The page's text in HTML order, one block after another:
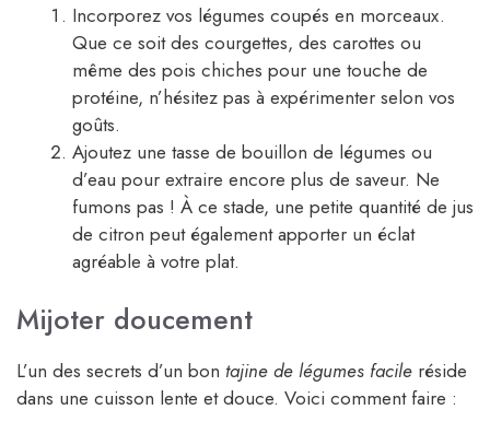
Incorporez vos légumes coupés en morceaux.
Que ce soit des courgettes, des carottes ou
même des pois chiches pour une touche de
protéine, n’hésitez pas à expérimenter selon vos
goûts.
Ajoutez une tasse de bouillon de légumes ou
d’eau pour extraire encore plus de saveur. Ne
fumons pas ! À ce stade, une petite quantité de jus
de citron peut également apporter un éclat
agréable à votre plat.
Mijoter doucement
L’un des secrets d’un bon tajine de légumes facile réside
dans une cuisson lente et douce. Voici comment faire :